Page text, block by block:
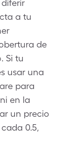
a tu
de
Si tu
usar una
para
en la
un precio
0.5,